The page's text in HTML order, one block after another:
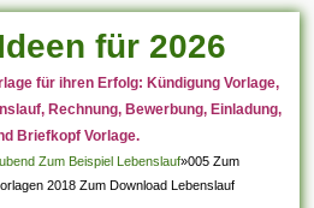
für 2026
für ihren Erfolg: Kündigung Vorlage,
Rechnung, Bewerbung, Einladung,
Briefkopf Vorlage.
Zum Beispiel Lebenslauf»005 Zum
2018 Zum Download Lebenslauf